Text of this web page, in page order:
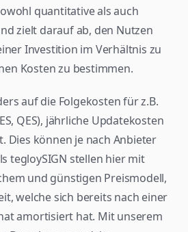
quantitative als auch
zielt darauf ab, den Nutzen
Investition im Verhältnis zu
Kosten zu bestimmen.
auf die Folgekosten für z.B.
QES), jährliche Updatekosten
Dies können je nach Anbieter
tegloySIGN stellen hier mit
und günstigen Preismodell,
welche sich bereits nach einer